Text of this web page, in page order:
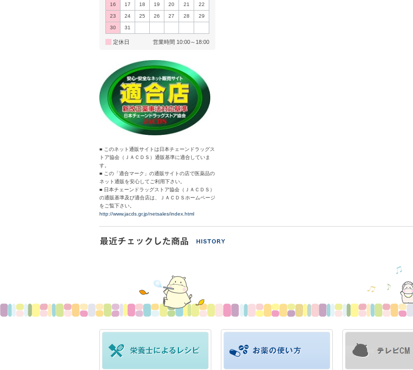
16 17 18 19 20 21 22
23 24 25 26 27 28 29
30 31
定休日 営業時間 10:00～18:00
■ このネット通販サイトは日本チェーンドラッグス
トア協会（ＪＡＣＤＳ）通販基準に適合していま
す。
■ この「適合マーク」の通販サイトの店で医薬品の
ネット通販を安心してご利用下さい。
■ 日本チェーンドラッグストア協会（ＪＡＣＤＳ）
の通販基準及び適合店は、ＪＡＣＤＳホームページ
をご覧下さい。
http://www.jacds.gr.jp/netsales/index.html